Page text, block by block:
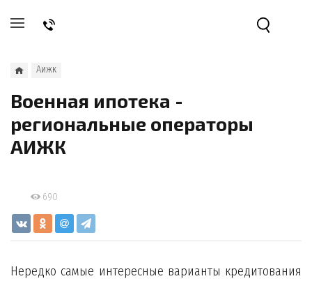
Аижк
Военная ипотека -
региональные операторы
АИЖК
690
Нередко самые интересные варианты кредитования